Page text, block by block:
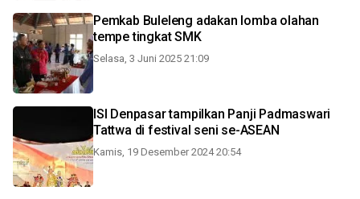
Pemkab Buleleng adakan lomba olahan
tempe tingkat SMK
Selasa, 3 Juni 2025 21:09
ISI Denpasar tampilkan Panji Padmaswari
Tattwa di festival seni se-ASEAN
Kamis, 19 Desember 2024 20:54